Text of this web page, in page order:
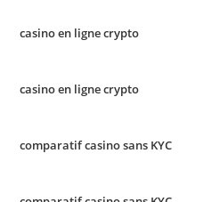
casino en ligne crypto
casino en ligne crypto
comparatif casino sans KYC